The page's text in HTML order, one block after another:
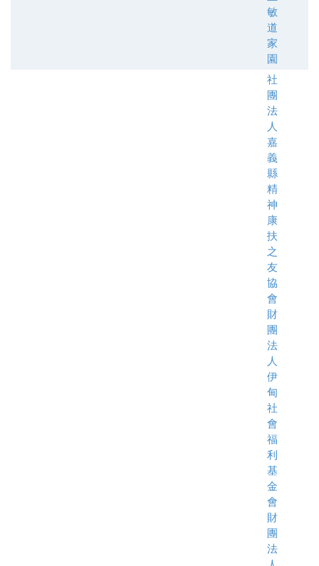
敏
道
家
園
社
團
法
人
嘉
義
縣
精
神
康
扶
之
友
協
會
財
團
法
人
伊
甸
社
會
福
利
基
金
會
財
團
法